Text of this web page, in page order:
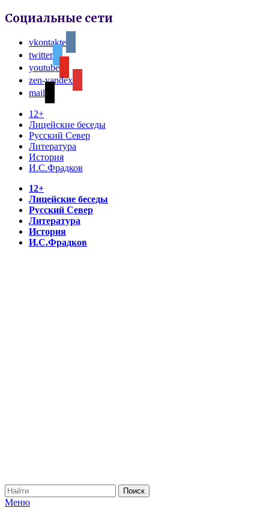
Социальные сети
vkontakte
twitter
youtube
zen-yandex
mail
12+
Лицейские беседы
Русский Север
Литература
История
И.С.Фрадков
12+
Лицейские беседы
Русский Север
Литература
История
И.С.Фрадков
Меню